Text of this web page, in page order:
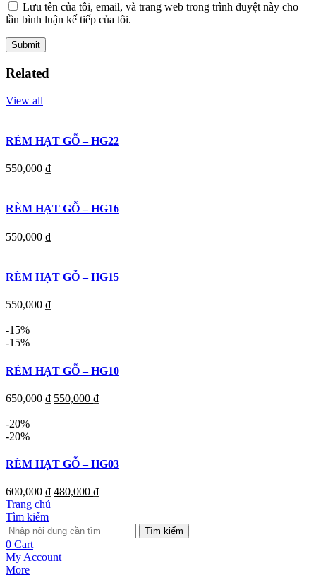
Lưu tên của tôi, email, và trang web trong trình duyệt này cho
lần bình luận kế tiếp của tôi.
Related
View all
RÈM HẠT GỖ – HG22
550,000 ₫
RÈM HẠT GỖ – HG16
550,000 ₫
RÈM HẠT GỖ – HG15
550,000 ₫
-15%
-15%
RÈM HẠT GỖ – HG10
650,000₫ 550,000 ₫
-20%
-20%
RÈM HẠT GỖ – HG03
600,000₫ 480,000 ₫
Trang chủ
Tìm kiếm
Tìm kiếm
0 Cart
My Account
More